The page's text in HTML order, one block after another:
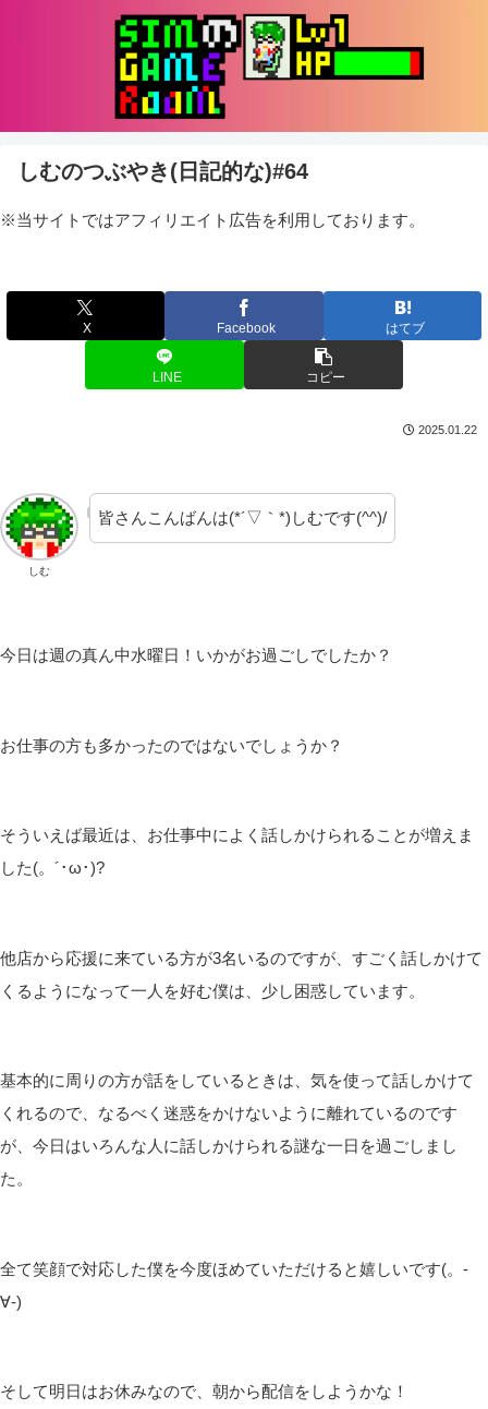
しむのつぶやき(日記的な)#64
※当サイトではアフィリエイト広告を利用しております。
X Facebook はてブ
LINE コピー
2025.01.22
しむ
皆さんこんばんは(*´▽｀*)しむです(^^)/
今日は週の真ん中水曜日！いかがお過ごしでしたか？
お仕事の方も多かったのではないでしょうか？
そういえば最近は、お仕事中によく話しかけられることが増えま
した(。´･ω･)?
他店から応援に来ている方が3名いるのですが、すごく話しかけて
くるようになって一人を好む僕は、少し困惑しています。
基本的に周りの方が話をしているときは、気を使って話しかけて
くれるので、なるべく迷惑をかけないように離れているのです
が、今日はいろんな人に話しかけられる謎な一日を過ごしまし
た。
全て笑顔で対応した僕を今度ほめていただけると嬉しいです(。-
∀-)
そして明日はお休みなので、朝から配信をしようかな！